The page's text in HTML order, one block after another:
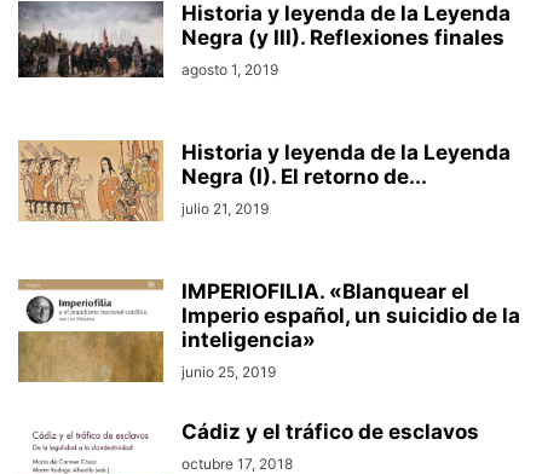
Historia y leyenda de la Leyenda
Negra (y III). Reflexiones finales
agosto 1, 2019
Historia y leyenda de la Leyenda
Negra (I). El retorno de...
julio 21, 2019
IMPERIOFILIA. «Blanquear el
Imperio español, un suicidio de la
inteligencia»
junio 25, 2019
Cádiz y el tráfico de esclavos
octubre 17, 2018